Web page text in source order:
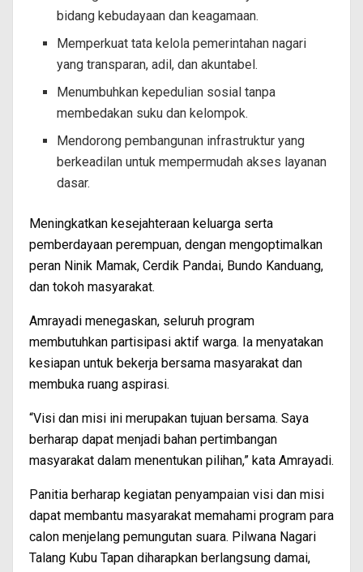
bidang kebudayaan dan keagamaan.
Memperkuat tata kelola pemerintahan nagari
yang transparan, adil, dan akuntabel.
Menumbuhkan kepedulian sosial tanpa
membedakan suku dan kelompok.
Mendorong pembangunan infrastruktur yang
berkeadilan untuk mempermudah akses layanan
dasar.
Meningkatkan kesejahteraan keluarga serta
pemberdayaan perempuan, dengan mengoptimalkan
peran Ninik Mamak, Cerdik Pandai, Bundo Kanduang,
dan tokoh masyarakat.
Amrayadi menegaskan, seluruh program
membutuhkan partisipasi aktif warga. Ia menyatakan
kesiapan untuk bekerja bersama masyarakat dan
membuka ruang aspirasi.
“Visi dan misi ini merupakan tujuan bersama. Saya
berharap dapat menjadi bahan pertimbangan
masyarakat dalam menentukan pilihan,” kata Amrayadi.
Panitia berharap kegiatan penyampaian visi dan misi
dapat membantu masyarakat memahami program para
calon menjelang pemungutan suara. Pilwana Nagari
Talang Kubu Tapan diharapkan berlangsung damai,